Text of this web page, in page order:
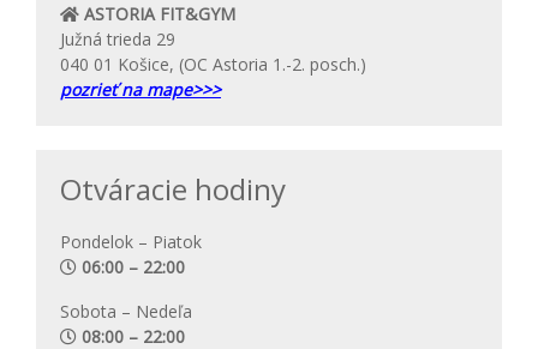
ASTORIA FIT&GYM
Južná trieda 29
040 01 Košice, (OC Astoria 1.-2. posch.)
pozrieť na mape>>>
Otváracie hodiny
Pondelok – Piatok
06:00 – 22:00
Sobota – Nedeľa
08:00 – 22:00